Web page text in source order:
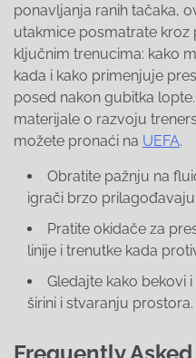
ponavljanja ranih tačaka,
utakmice posmatrate kroz
ključnim trenucima: kako
kada i kako primenjuje
posed nakon gubitka
materijale o razvoju
možete pronaći na UEFA.
Obratite pažnju na
igrači brzo
Pratite okidače za
linije i trenutke kada
Gledajte kako bekovi i
širini i stvaranju prostora.